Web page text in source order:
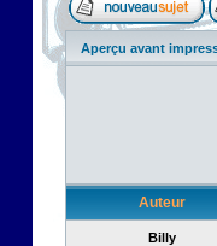
Aperçu avant
Auteur
Billy